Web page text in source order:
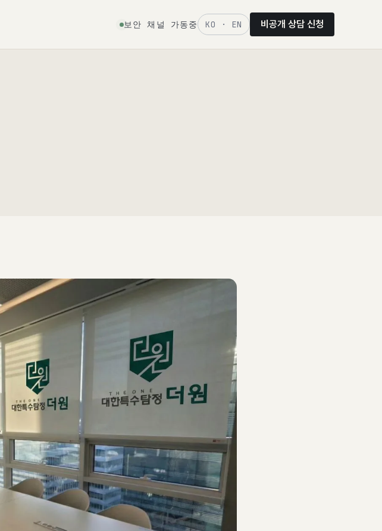
보안 채널 가동중 KO · EN 비공개 상담 신청